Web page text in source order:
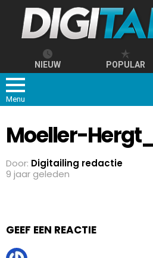
NIEUW POPULAR
Menu
Moeller-
Door: Digitailing redactie
9 jaar geleden
GEEF EEN REACTIE